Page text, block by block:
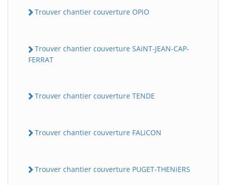
Trouver chantier couverture OPiO
Trouver chantier couverture SAiNT-JEAN-CAP-
FERRAT
Trouver chantier couverture TENDE
Trouver chantier couverture FALiCON
Trouver chantier couverture PUGET-THENiERS